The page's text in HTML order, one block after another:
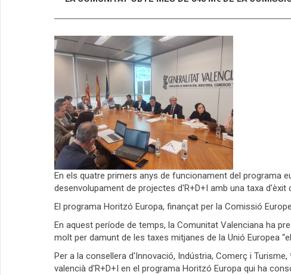
En els quatre primers anys de funcionament del programa
desenvolupament de projectes d'R+D+I amb una taxa
El programa Horitzó Europa, finançat per la Comissió
En aquest període de temps, la Comunitat Valenciana ha
molt per damunt de les taxes mitjanes de la Unió Europea
Per a la consellera d'Innovació, Indústria, Comerç i
valencià d'R+D+I en el programa Horitzó Europa qui ha